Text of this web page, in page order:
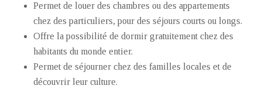
Permet de louer des chambres ou des appartements
chez des particuliers, pour des séjours courts ou longs.
Offre la possibilité de dormir gratuitement chez des
habitants du monde entier.
Permet de séjourner chez des familles locales et de
découvrir leur culture.